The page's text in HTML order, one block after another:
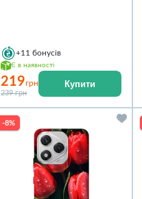
+11 бонусів
Є в наявності
219грн
239 грн
Купити
-8%